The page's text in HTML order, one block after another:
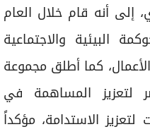
إلى أنه قام خلال العام
البيئية والاجتماعية
كما أطلق مجموعة
لتعزيز المساهمة في
الاستدامة، مؤكداً